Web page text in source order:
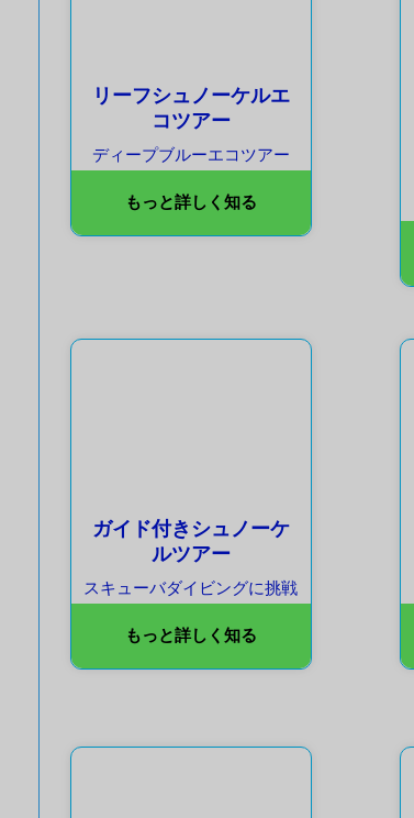
リーフシュノーケルエ
コツアー
ディープブルーエコツアー
もっと詳しく知る
ガイド付きシュノーケ
ルツアー
スキューバダイビングに挑戦
もっと詳しく知る